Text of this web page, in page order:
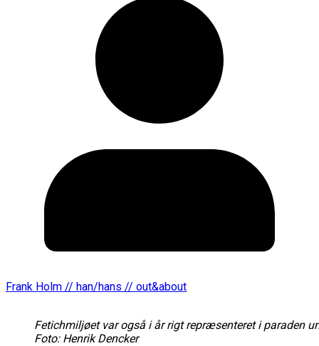
Frank Holm // han/hans // out&about
Fetichmiljøet var også i år rigt repræsenteret i paraden
Foto: Henrik Dencker